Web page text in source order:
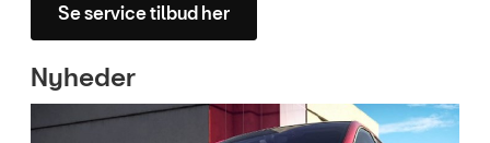
Se service tilbud her
Nyheder